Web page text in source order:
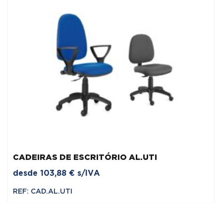
CADEIRAS DE ESCRITÓRIO AL.UTI
desde 103,88 € s/IVA
REF: CAD.AL.UTI